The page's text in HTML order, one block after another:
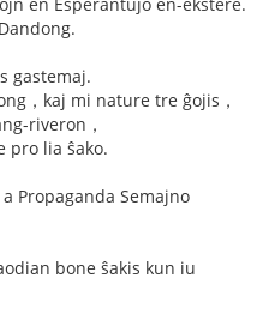
gastemaj.
，kaj mi nature tre ĝojis，
riveron，
pro lia ŝako.
Propaganda Semajno
bone ŝakis kun iu